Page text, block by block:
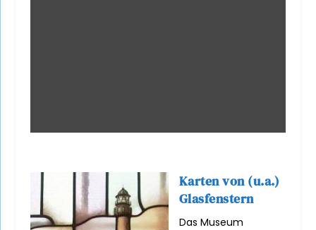
Karten von (u.a.)
Glasfenstern
Das Museum